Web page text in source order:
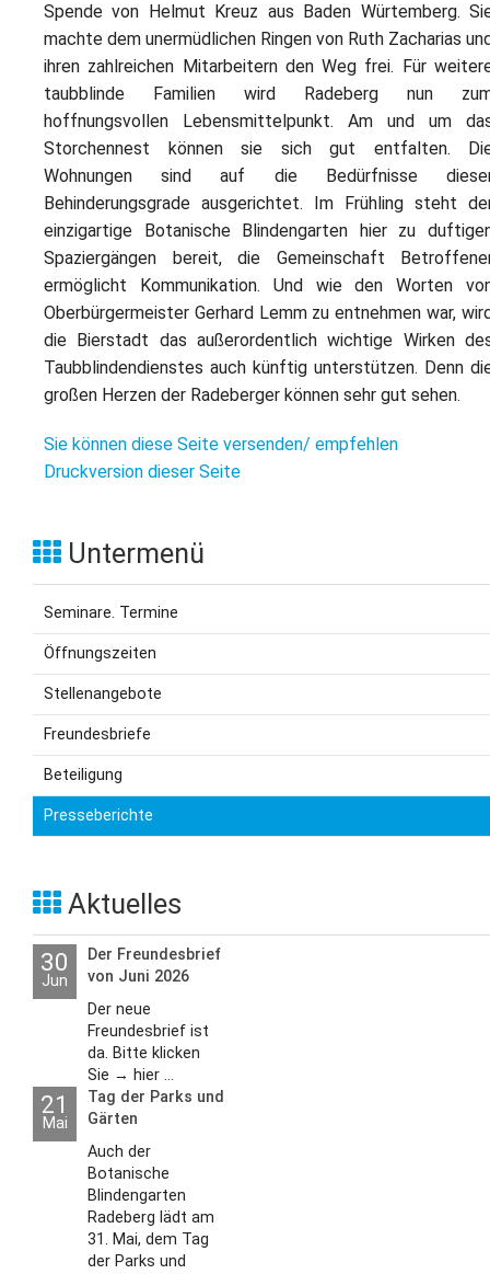
Spende von Helmut Kreuz aus Baden Würtemberg.
machte dem unermüdlichen Ringen von Ruth Zacharias
ihren zahlreichen Mitarbeitern den Weg frei. Für
taubblinde Familien wird Radeberg nun
hoffnungsvollen Lebensmittelpunkt. Am und um
Storchennest können sie sich gut entfalten.
Wohnungen sind auf die Bedürfnisse
Behinderungsgrade ausgerichtet. Im Frühling steht
einzigartige Botanische Blindengarten hier zu
Spaziergängen bereit, die Gemeinschaft
ermöglicht Kommunikation. Und wie den Worten
Oberbürgermeister Gerhard Lemm zu entnehmen war,
die Bierstadt das außerordentlich wichtige Wirken
Taubblindendienstes auch künftig unterstützen. Denn
großen Herzen der Radeberger können sehr gut sehen.
Sie können diese Seite versenden/ empfehlen
Druckversion dieser Seite
Untermenü
Seminare. Termine
Öffnungszeiten
Stellenangebote
Freundesbriefe
Beteiligung
Presseberichte
Aktuelles
30
Jun
Der Freundesbrief
von Juni 2026
Der neue
Freundesbrief ist
da. Bitte klicken
Sie → hier ...
21
Mai
Tag der Parks und
Gärten
Auch der
Botanische
Blindengarten
Radeberg lädt am
31. Mai, dem Tag
der Parks und